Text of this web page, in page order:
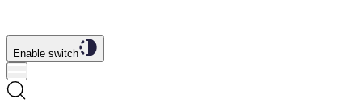
Enable switch